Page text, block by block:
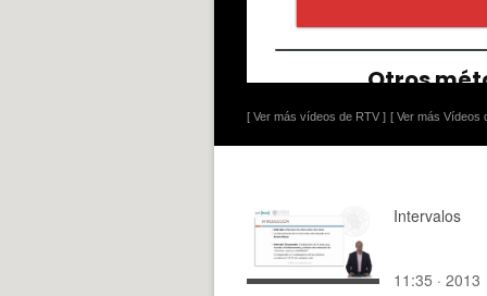
[ Ver más vídeos de RTV ] [ Ver más Vídeos
Intervalos
11:35 · 2013